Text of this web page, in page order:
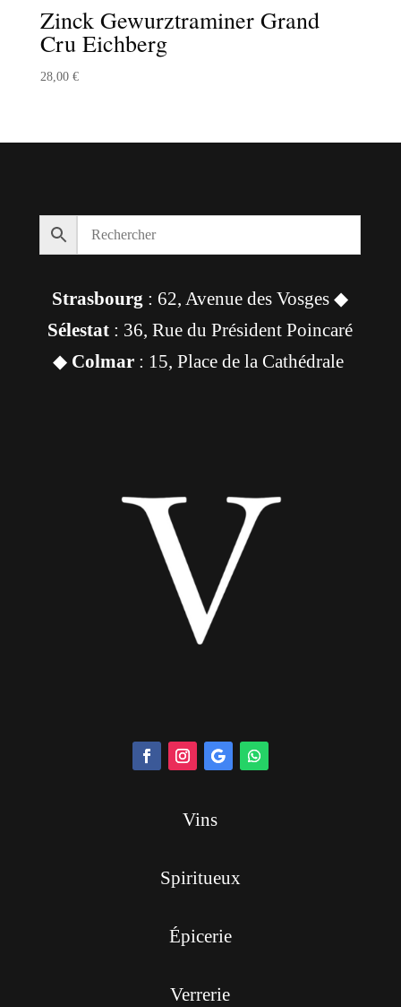
Zinck Gewurztraminer Grand
Cru Eichberg
28,00 €
Strasbourg : 62, Avenue des Vosges ◆
Sélestat : 36, Rue du Président Poincaré
◆ Colmar: 15, Place de la Cathédrale
Vins
Spiritueux
Épicerie
Verrerie